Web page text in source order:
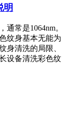
明
常是1064nm。
纹身基本无能为
身清洗的局限、
设备清洗彩色纹